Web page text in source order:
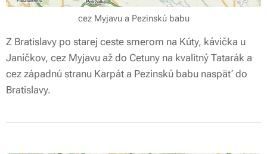
cez Myjavu a Pezinskú babu
Z Bratislavy po starej ceste smerom na Kúty, kávička u
Janíčkov, cez Myjavu až do Cetuny na kvalitný Tatarák a
cez západnú stranu Karpát a Pezinskú babu naspäť do
Bratislavy.